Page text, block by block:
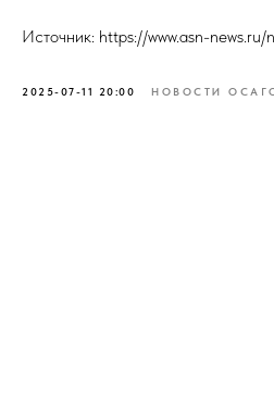
Источник: https://www.asn-
2025-07-11 20:00 НОВОСТИ